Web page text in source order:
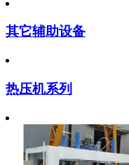
其它辅助设备
热压机系列